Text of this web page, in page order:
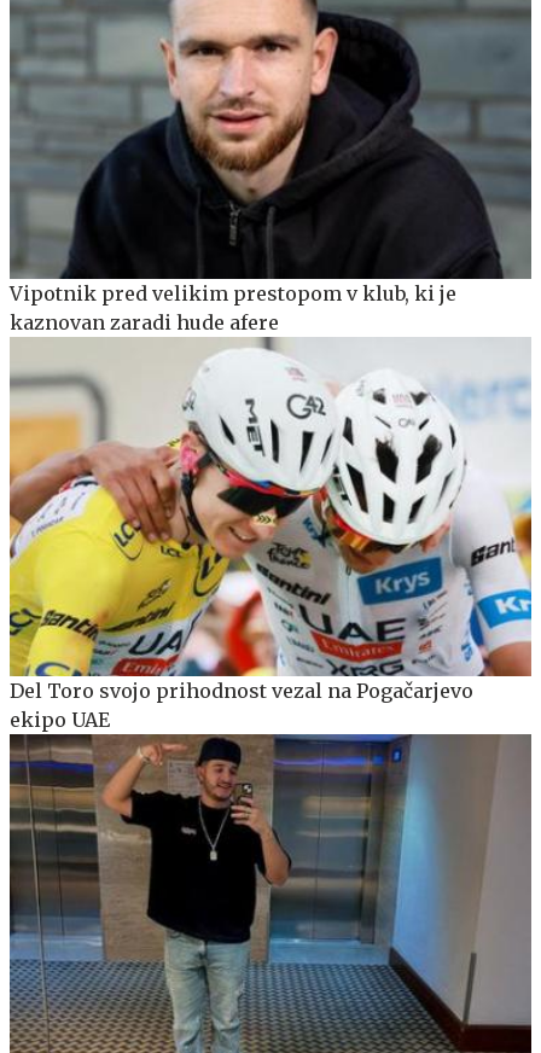
Vipotnik pred velikim prestopom v klub, ki je
kaznovan zaradi hude afere
Del Toro svojo prihodnost vezal na Pogačarjevo
ekipo UAE